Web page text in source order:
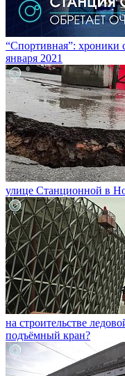
“Спортивная”: хроники
января 2021
улице Станционной в
на строительстве
подъёмный кран?